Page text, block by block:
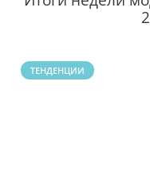
ТЕНДЕНЦИИ